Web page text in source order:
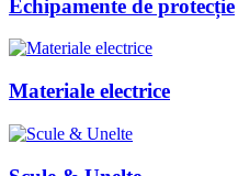
Echipamente de protecție
Materiale electrice